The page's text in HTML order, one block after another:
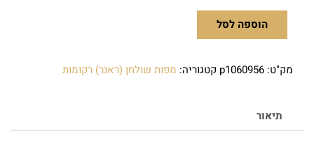
הוספה לסל
מק"ט: p1060956 קטגוריה: מפות שולחן (ראנר) רקומות
תיאור